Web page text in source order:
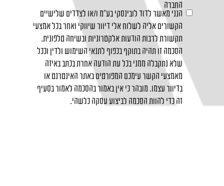
החברה
הנני מאשר לדוד לובינסקי בע"מ ו/או לצדדים שלישיים
הקשורים אליה לשלוח אלי דיוור שיווקי ואחר בכל אמצעי
תקשורת לרבות הודעות אלקטרוניות ובשיחה טלפונית.
הסכמה זו תהיה בתוקף בכפוף לתנאי השימוש ולדין וככל
שלא נתקבלה ממני בכל עת הודעה אחרת בכתב באיזה
מאמצעי הקשר עימכם המפורטים באתר האינטרנט או
בדיוור עצמו. מובהר כי אין באמור בהסכמה לאמור בסעיף
זה כדי להוות הסכמה לביצוע עסקה כלשהי.